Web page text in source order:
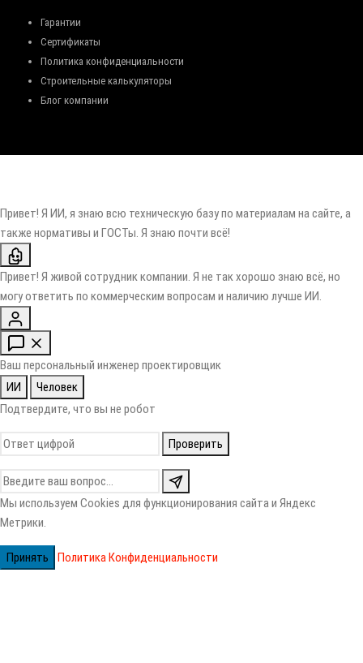
Гарантии
Сертификаты
Политика конфиденциальности
Строительные калькуляторы
Блог компании
Привет! Я ИИ, я знаю всю техническую базу по материалам на сайте, а
также нормативы и ГОСТы. Я знаю почти всё!
Привет! Я живой сотрудник компании. Я не так хорошо знаю всё, но
могу ответить по коммерческим вопросам и наличию лучше ИИ.
Ваш персональный инженер проектировщик
ИИ
Человек
Подтвердите, что вы не робот
Проверить
Мы используем Cookies для функционирования сайта и Яндекс
Метрики.
Принять Политика Конфиденциальности